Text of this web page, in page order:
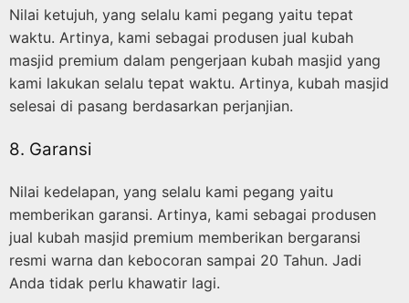
Nilai ketujuh, yang selalu kami pegang yaitu tepat
waktu. Artinya, kami sebagai produsen jual kubah
masjid premium dalam pengerjaan kubah masjid yang
kami lakukan selalu tepat waktu. Artinya, kubah masjid
selesai di pasang berdasarkan perjanjian.
8. Garansi
Nilai kedelapan, yang selalu kami pegang yaitu
memberikan garansi. Artinya, kami sebagai produsen
jual kubah masjid premium memberikan bergaransi
resmi warna dan kebocoran sampai 20 Tahun. Jadi
Anda tidak perlu khawatir lagi.